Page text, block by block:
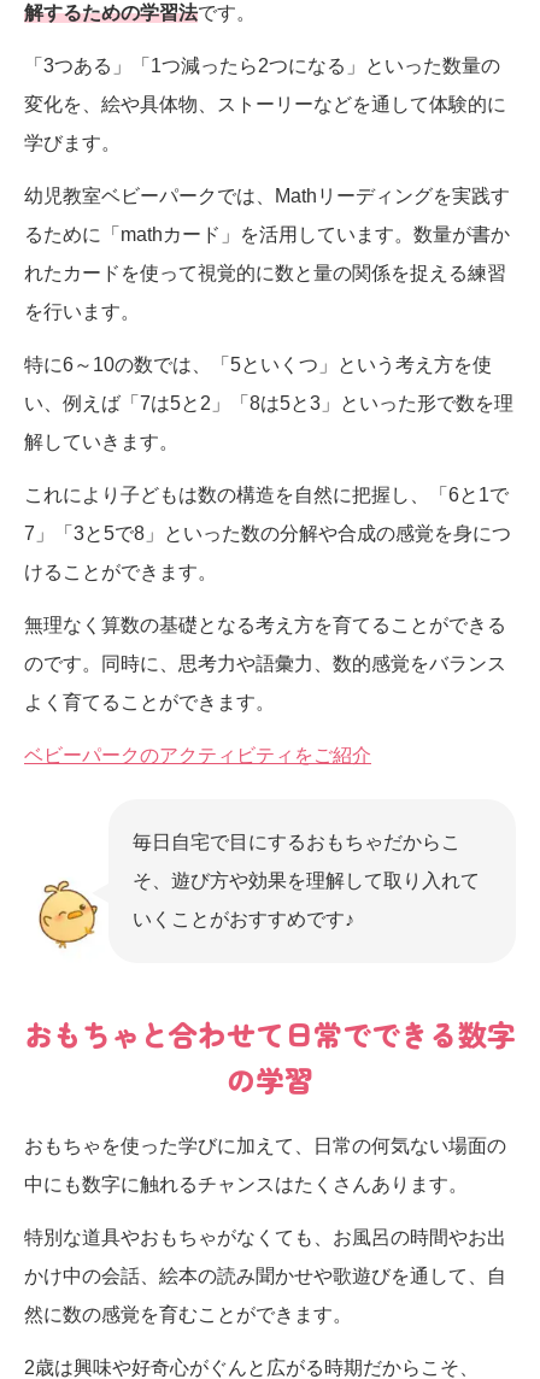
解するための学習法です。
「3つある」「1つ減ったら2つになる」といった数量の
変化を、絵や具体物、ストーリーなどを通して体験的に
学びます。
幼児教室ベビーパークでは、Mathリーディングを実践す
るために「mathカード」を活用しています。数量が書か
れたカードを使って視覚的に数と量の関係を捉える練習
を行います。
特に6～10の数では、「5といくつ」という考え方を使
い、例えば「7は5と2」「8は5と3」といった形で数を理
解していきます。
これにより子どもは数の構造を自然に把握し、「6と1で
7」「3と5で8」といった数の分解や合成の感覚を身につ
けることができます。
無理なく算数の基礎となる考え方を育てることができる
のです。同時に、思考力や語彙力、数的感覚をバランス
よく育てることができます。
ベビーパークのアクティビティをご紹介
毎日自宅で目にするおもちゃだからこ
そ、遊び方や効果を理解して取り入れて
いくことがおすすめです♪
おもちゃと合わせて日常でできる数字
の学習
おもちゃを使った学びに加えて、日常の何気ない場面の
中にも数字に触れるチャンスはたくさんあります。
特別な道具やおもちゃがなくても、お風呂の時間やお出
かけ中の会話、絵本の読み聞かせや歌遊びを通して、自
然に数の感覚を育むことができます。
2歳は興味や好奇心がぐんと広がる時期だからこそ、